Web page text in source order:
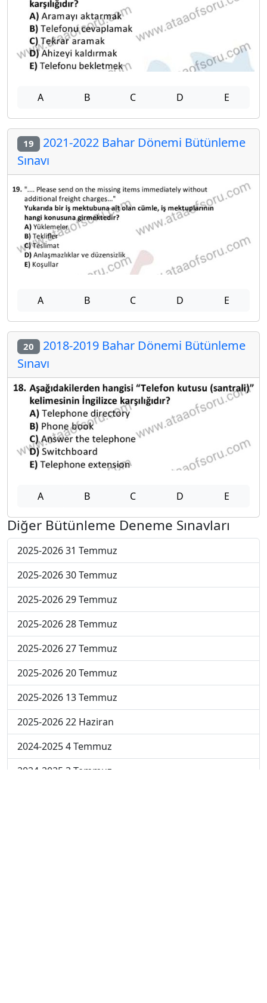
A B C D E
19 2021-2022 Bahar Dönemi Bütünleme
Sınavı
A B C D E
20 2018-2019 Bahar Dönemi Bütünleme
Sınavı
A B C D E
Diğer Bütünleme Deneme Sınavları
2025-2026 31 Temmuz
2025-2026 30 Temmuz
2025-2026 29 Temmuz
2025-2026 28 Temmuz
2025-2026 27 Temmuz
2025-2026 20 Temmuz
2025-2026 13 Temmuz
2025-2026 22 Haziran
2024-2025 4 Temmuz
2024-2025 3 Temmuz